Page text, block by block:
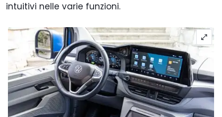
intuitivi nelle varie funzioni.